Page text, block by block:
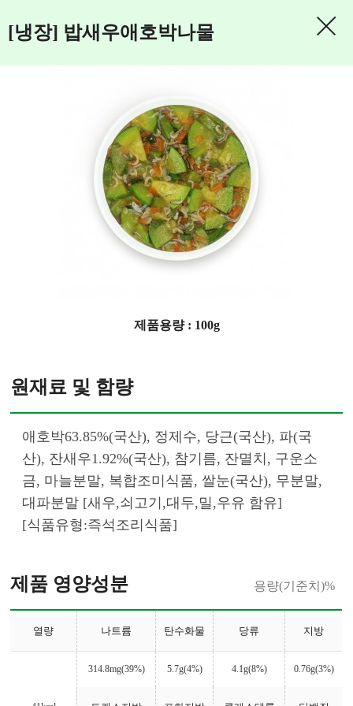
[냉장] 밥새우애호박나물
제품용량 : 100g
원재료 및 함량
애호박63.85%(국산), 정제수, 당근(국산), 파(국
산), 잔새우1.92%(국산), 참기름, 잔멸치, 구운소
금, 마늘분말, 복합조미식품, 쌀눈(국산), 무분말,
대파분말 [새우,쇠고기,대두,밀,우유 함유]
제품 영양성분 용량(기준치)%
열량 나트륨 탄수화물 당류 지방
314.8mg(39%) 5.7g(4%) 4.1g(8%) 0.76g(3%)